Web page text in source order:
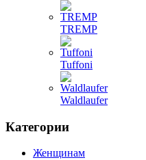
TREMP
Tuffoni
Waldlaufer
Категории
Женщинам